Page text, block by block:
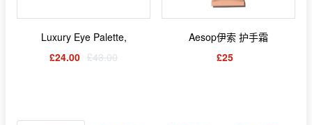
Luxury Eye Palette,
£24.00 £43.00
Aesop伊索 护手霜
£25